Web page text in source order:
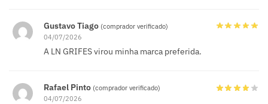
Gustavo Tiago (comprador verificado)
04/07/2026
A LN GRIFES virou minha marca preferida.
Rafael Pinto (comprador verificado)
04/07/2026